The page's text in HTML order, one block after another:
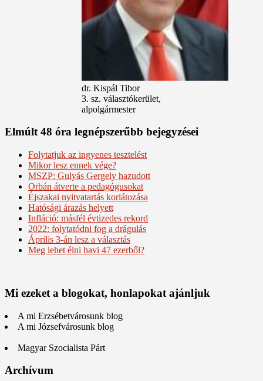
dr. Kispál Tibor
3. sz. választókerület,
alpolgármester
Elmúlt 48 óra legnépszerűbb bejegyzései
Folytatjuk az ingyenes tesztelést
Mikor lesz ennek vége?
MSZP: Gulyás Gergely hazudott
Orbán átverte a pedagógusokat
Éjszakai nyitvatartás korlátozása
Hatósági árazás helyett
Infláció: másfél évtizedes rekord
2022: folytatódni fog a drágulás
Április 3-án lesz a választás
Meg lehet élni havi 47 ezerből?
Mi ezeket a blogokat, honlapokat ajánljuk
A mi Erzsébetvárosunk blog
A mi Józsefvárosunk blog
Magyar Szocialista Párt
Archívum